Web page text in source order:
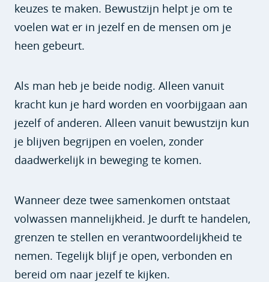
keuzes te maken. Bewustzijn helpt je om te
voelen wat er in jezelf en de mensen om je
heen gebeurt.
Als man heb je beide nodig. Alleen vanuit
kracht kun je hard worden en voorbijgaan aan
jezelf of anderen. Alleen vanuit bewustzijn kun
je blijven begrijpen en voelen, zonder
daadwerkelijk in beweging te komen.
Wanneer deze twee samenkomen ontstaat
volwassen mannelijkheid. Je durft te handelen,
grenzen te stellen en verantwoordelijkheid te
nemen. Tegelijk blijf je open, verbonden en
bereid om naar jezelf te kijken.